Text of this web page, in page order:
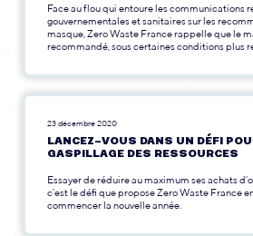
Face au flou qui entoure les communications
gouvernementales et sanitaires sur les
masque, Zero Waste France rappelle que le
recommandé, sous certaines conditions plus
23 décembre 2020
LANCEZ-VOUS DANS UN DÉFI
GASPILLAGE DES RESSOURCES
Essayer de réduire au maximum ses achats
c’est le défi que propose Zero Waste France
commencer la nouvelle année.